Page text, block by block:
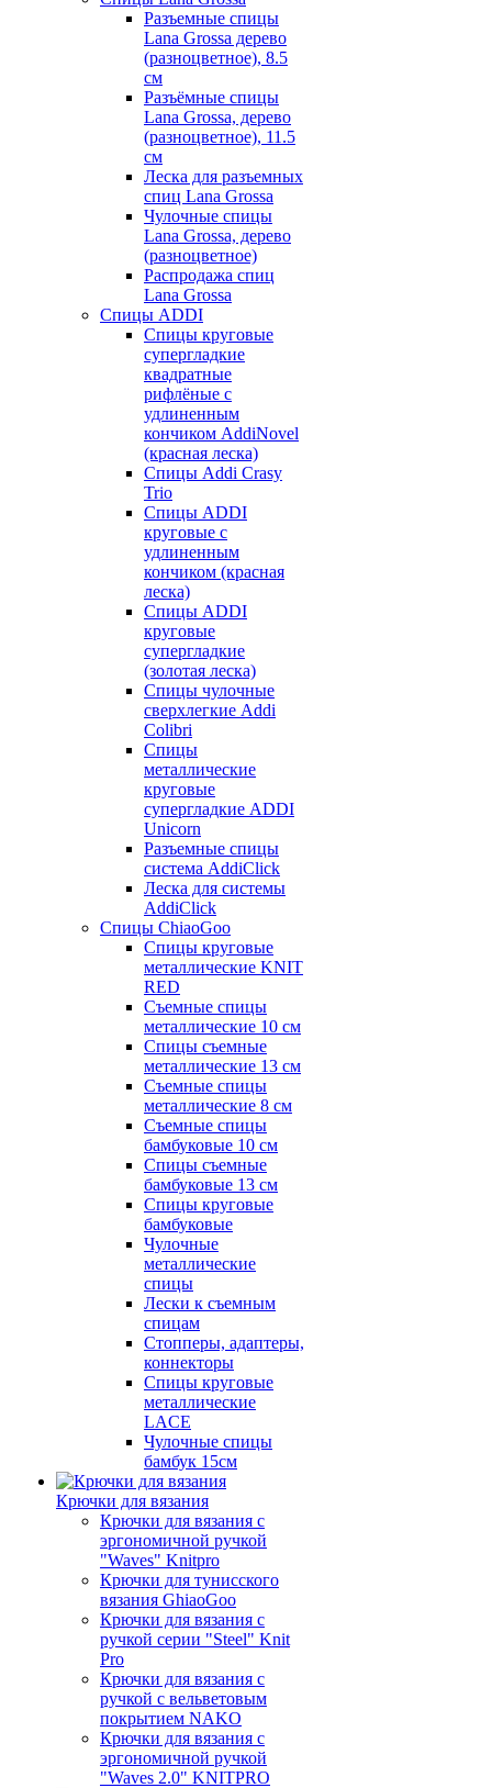
Разъемные спицы
Lana Grossa дерево
(разноцветное), 8.5
см
Разъёмные спицы
Lana Grossa, дерево
(разноцветное), 11.5
см
Леска для разъемных
спиц Lana Grossa
Чулочные спицы
Lana Grossa, дерево
(разноцветное)
Распродажа спиц
Lana Grossa
Спицы ADDI
Спицы круговые
супергладкие
квадратные
рифлёные с
удлиненным
кончиком AddiNovel
(красная леска)
Спицы Addi Crasy
Trio
Спицы ADDI
круговые с
удлиненным
кончиком (красная
леска)
Спицы ADDI
круговые
супергладкие
(золотая леска)
Спицы чулочные
сверхлегкие Addi
Colibri
Спицы
металлические
круговые
супергладкие ADDI
Unicorn
Разъемные спицы
система AddiClick
Леска для системы
AddiClick
Спицы ChiaoGoo
Спицы круговые
металлические KNIT
RED
Съемные спицы
металлические 10 см
Спицы съемные
металлические 13 см
Съемные спицы
металлические 8 см
Съемные спицы
бамбуковые 10 см
Спицы съемные
бамбуковые 13 см
Спицы круговые
бамбуковые
Чулочные
металлические
спицы
Лески к съемным
спицам
Стопперы, адаптеры,
коннекторы
Спицы круговые
металлические
LACE
Чулочные спицы
бамбук 15см
Крючки для вязания
Крючки для вязания с
эргономичной ручкой
"Waves" Knitpro
Крючки для тунисского
вязания GhiaoGoo
Крючки для вязания с
ручкой серии "Steel" Knit
Pro
Крючки для вязания с
ручкой с вельветовым
покрытием NAKO
Крючки для вязания с
эргономичной ручкой
"Waves 2.0" KNITPRO